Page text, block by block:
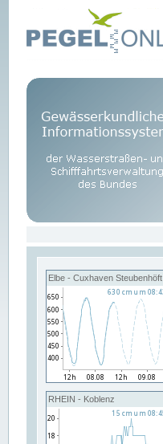
Elbe - Cuxhaven Steubenhöft
RHEIN - Koblenz